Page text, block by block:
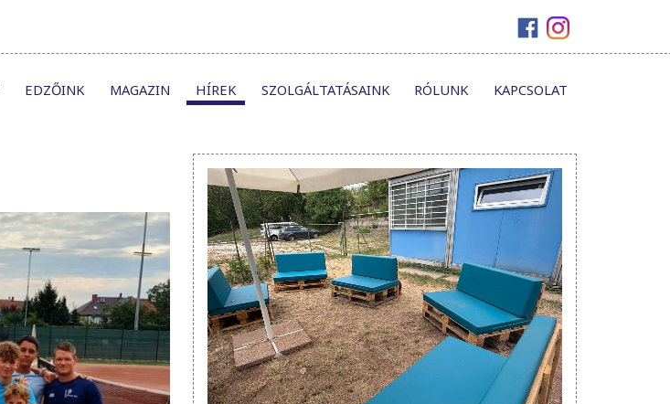
EDZŐINK MAGAZIN HÍREK SZOLGÁLTATÁSAINK RÓLUNK KAPCSOLAT